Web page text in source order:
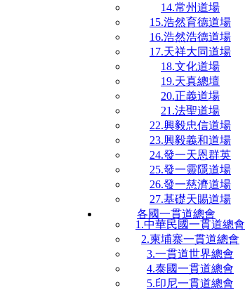
14.常州道場
15.浩然育德道場
16.浩然浩德道場
17.天祥大同道場
18.文化道場
19.天真總壇
20.正義道場
21.法聖道場
22.興毅忠信道場
23.興毅義和道場
24.發一天恩群英
25.發一靈隱道場
26.發一慈濟道場
27.基礎天賜道場
各國一貫道總會
1.中華民國一貫道總會
2.柬埔寨一貫道總會
3.一貫道世界總會
4.泰國一貫道總會
5.印尼一貫道總會